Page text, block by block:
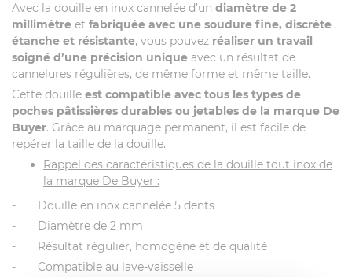
Avec la douille en inox cannelée d’un diamètre de 2
millimètre et fabriquée avec une soudure fine, discrète
étanche et résistante, vous pouvez réaliser un travail
soigné d’une précision unique avec un résultat de
cannelures régulières, de même forme et même taille.
Cette douille est compatible avec tous les types de
poches pâtissières durables ou jetables de la marque De
Buyer. Grâce au marquage permanent, il est facile de
repérer la taille de la douille.
Rappel des caractéristiques de la douille tout inox de
la marque De Buyer :
- Douille en inox cannelée 5 dents
- Diamètre de 2 mm
- Résultat régulier, homogène et de qualité
- Compatible au lave-vaisselle